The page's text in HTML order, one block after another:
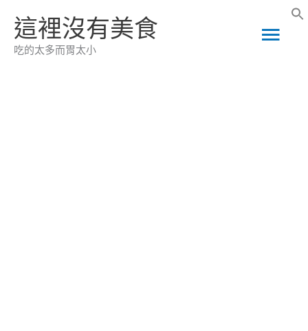
這裡沒有美食
吃的太多而胃太小
主